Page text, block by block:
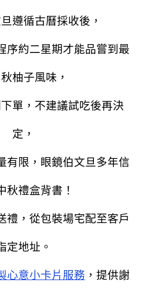
循古曆採收後，
序約二星期才能品嘗到最
柚子風味，
單，不建議試吃後再決
定，
有限，眼鏡伯文旦多年信
秋禮盒背書！
禮，從包裝場宅配至客戶
定地址。
心意小卡片服務 ，提供謝